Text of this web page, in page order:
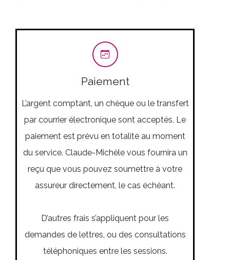
Paiement
L’argent comptant, un chèque ou le transfert
par courrier électronique sont acceptés. Le
paiement est prévu en totalité au moment
du service. Claude-Michèle vous fournira un
reçu que vous pouvez soumettre à votre
assureur directement, le cas échéant.
D’autres frais s’appliquent pour les
demandes de lettres, ou des consultations
téléphoniques entre les sessions.